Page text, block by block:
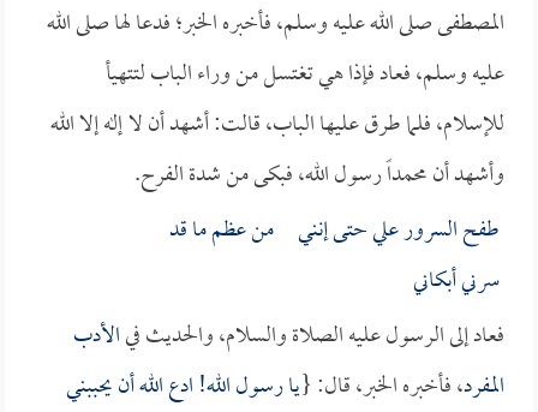
المصطفى صلى الله عليه وسلم، فأخبره الخبر؛ فدعا لها صلى الله
عليه وسلم، فعاد فإذا هي تغتسل من وراء الباب لتتهيأ
للإسلام، فلما طرق عليها الباب، قالت: أشهد أن لا إله إلا الله
وأشهد أن محمداً رسول الله، فبكى من شدة الفرح.
طفح السرور علي حتى إنني من عظم ما قد
سرني أبكاني
فعاد إلى الرسول عليه الصلاة والسلام، والحديث فيالأدب
المفرد، فأخبره الخبر، قال: {يا رسول الله! ادع الله أن يحببني